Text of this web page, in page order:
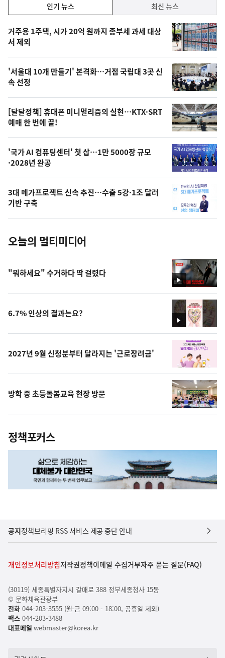
기,
최
신,
오
늘
의
영
상
오
의
사
진
인기 뉴스 최신 뉴스
기
뉴
스
거주용 1주택, 시가 20억 원까지 종부세 과세 대상
서 제외
'서울대 10개 만들기' 본격화…거점 국립대 3곳 신
속 선정
[달달정책] 휴대폰 미니멀리즘의 실현…KTX·SRT
예매 한 번에 끝!
'국가 AI 컴퓨팅센터' 첫 삽…1만 5000장 규모
·2028년 완공
3대 메가프로젝트 신속 추진…수출 5강·1조 달러
기반 구축
오늘의 멀티미디어
영
상
"뭐하세요" 수거하다 딱 걸렸다
영
상
6.7% 인상의 결과는요?
2027년 9월 신청분부터 달라지는 '근로장려금'
방학 중 초등돌봄교육 현장 방문
정책포커스
공지정책브리핑 RSS 서비스 제공 중단 안내
개인정보처리방침저작권정책이메일 수집거부자주 묻는 질문(FAQ)
(30119) 세종특별자치시 갈매로 388 정부세종청사 15동
© 문화체육관광부
전화044-203-3555 (월-금 09:00 - 18:00, 공휴일 제외)
팩스044-203-3488
대표메일 webmaster@korea.kr